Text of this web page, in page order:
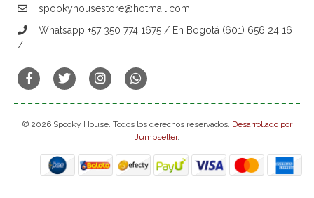
spookyhousestore@hotmail.com
Whatsapp +57 350 774 1675 / En Bogotá (601) 656 24 16
/
© 2026 Spooky House. Todos los derechos reservados. Desarrollado por
Jumpseller.